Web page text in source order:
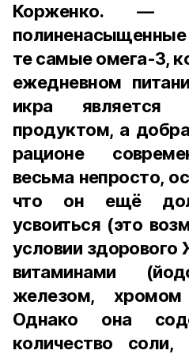
Корженко. —
те самые омега-3,
ежедневном
икра является
продуктом, а
рационе
весьма непросто,
что он ещё
усвоиться (это
условии
витаминами
железом,
Однако она
количество